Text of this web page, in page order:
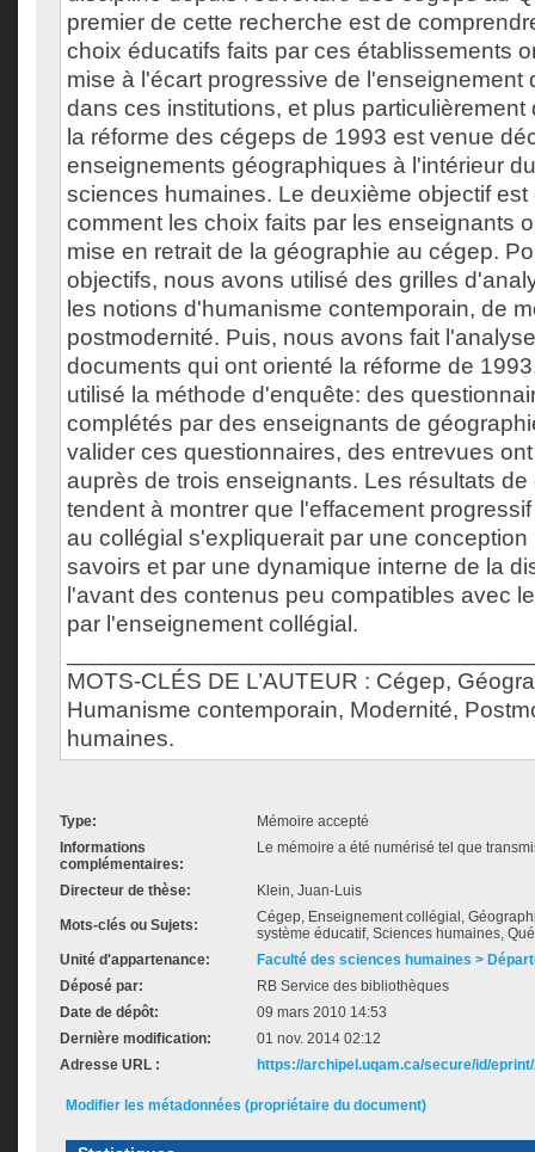
premier de cette recherche est de
choix éducatifs faits par ces établissements
mise à l'écart progressive de l'enseignement
dans ces institutions, et plus particulièrement
la réforme des cégeps de 1993 est venue
enseignements géographiques à l'intérieur
sciences humaines. Le deuxième objectif
comment les choix faits par les enseignants
mise en retrait de la géographie au cégep.
objectifs, nous avons utilisé des grilles
les notions d'humanisme contemporain, de
postmodernité. Puis, nous avons fait
documents qui ont orienté la réforme de
utilisé la méthode d'enquête: des
complétés par des enseignants de
valider ces questionnaires, des entrevues
auprès de trois enseignants. Les résultats
tendent à montrer que l'effacement
au collégial s'expliquerait par une conception
savoirs et par une dynamique interne de la
l'avant des contenus peu compatibles avec
par l'enseignement collégial.
MOTS-CLÉS DE L’AUTEUR : Cégep,
Humanisme contemporain, Modernité,
humaines.
Type:
Mémoire accepté
Informations
complémentaires:
Le mémoire a été numérisé tel que
Directeur de thèse: Klein, Juan-Luis
Mots-clés ou Sujets:
Cégep, Enseignement collégial,
système éducatif, Sciences humaines,
Unité d'appartenance:
Faculté des sciences humaines >
Déposé par:
RB Service des bibliothèques
Date de dépôt:
09 mars 2010 14:53
Dernière modification:
01 nov. 2014 02:12
Adresse URL :
https://archipel.uqam.ca/secure/id/
Modifier les métadonnées (propriétaire du document)